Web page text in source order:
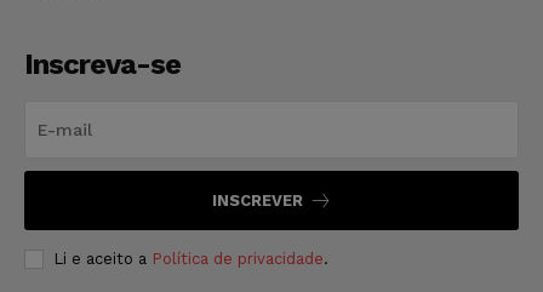
Inscreva-se
INSCREVER
Li e aceito a Política de privacidade.